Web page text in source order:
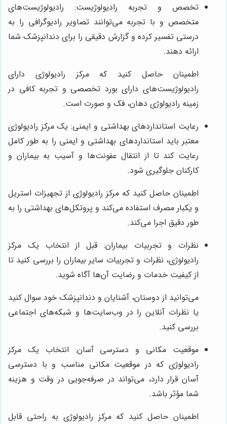
تخصص و تجربه رادیولوژیست: رادیولوژیست‌های
متخصص و با تجربه می‌توانند تصاویر رادیوگرافی را به
درستی تفسیر کرده و گزارش دقیقی را برای دندانپزشک شما
ارائه دهند.
اطمینان حاصل کنید که مرکز رادیولوژی دارای
رادیولوژیست‌های دارای بورد تخصصی و تجربه کافی در
زمینه رادیولوژی دهان، فک و صورت است.
رعایت استانداردهای بهداشتی و ایمنی: یک مرکز رادیولوژی
معتبر باید استانداردهای بهداشتی و ایمنی را به طور کامل
رعایت کند تا از انتقال عفونت‌ها و آسیب به بیماران و
کارکنان جلوگیری شود.
اطمینان حاصل کنید که مرکز رادیولوژی از تجهیزات استریل
و یکبار مصرف استفاده می‌کند و پروتکل‌های بهداشتی را به
طور دقیق اجرا می‌کند.
نظرات و تجربیات بیماران: قبل از انتخاب یک مرکز
رادیولوژی، نظرات و تجربیات سایر بیماران را بررسی کنید تا
از کیفیت خدمات و رضایت آن‌ها آگاه شوید.
می‌توانید از دوستان، آشنایان و دندانپزشک خود سوال کنید
یا نظرات آنلاین را در وب‌سایت‌ها و شبکه‌های اجتماعی
بررسی کنید.
موقعیت مکانی و دسترسی آسان: انتخاب یک مرکز
رادیولوژی که در موقعیت مکانی مناسب و با دسترسی
آسان قرار دارد، می‌تواند در صرفه‌جویی در وقت و هزینه
شما مؤثر باشد.
اطمینان حاصل کنید که مرکز رادیولوژی به راحتی قابل